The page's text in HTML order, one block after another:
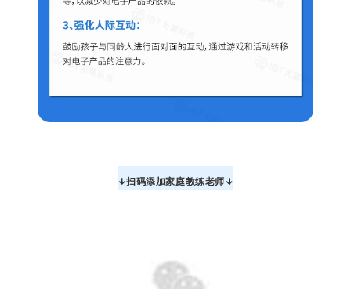
↓扫码添加家庭教练老师↓